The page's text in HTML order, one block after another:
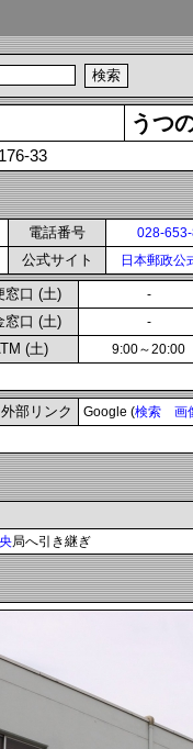
うつ
33
電話番号 028-
公式サイト 日本郵政公
窓口 (土) -
窓口 (土) -
(土) 9:00～20:00
外部リンク Google (検索 画
局へ引き継ぎ